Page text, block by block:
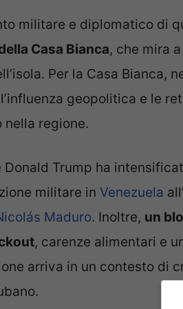
militare e diplomatico di
Casa Bianca, che mira
Per la Casa Bianca,
geopolitica e le
nella regione.
Donald Trump ha
militare in Venezuela
Maduro. Inoltre, un
, carenze alimentari e
arriva in un contesto di